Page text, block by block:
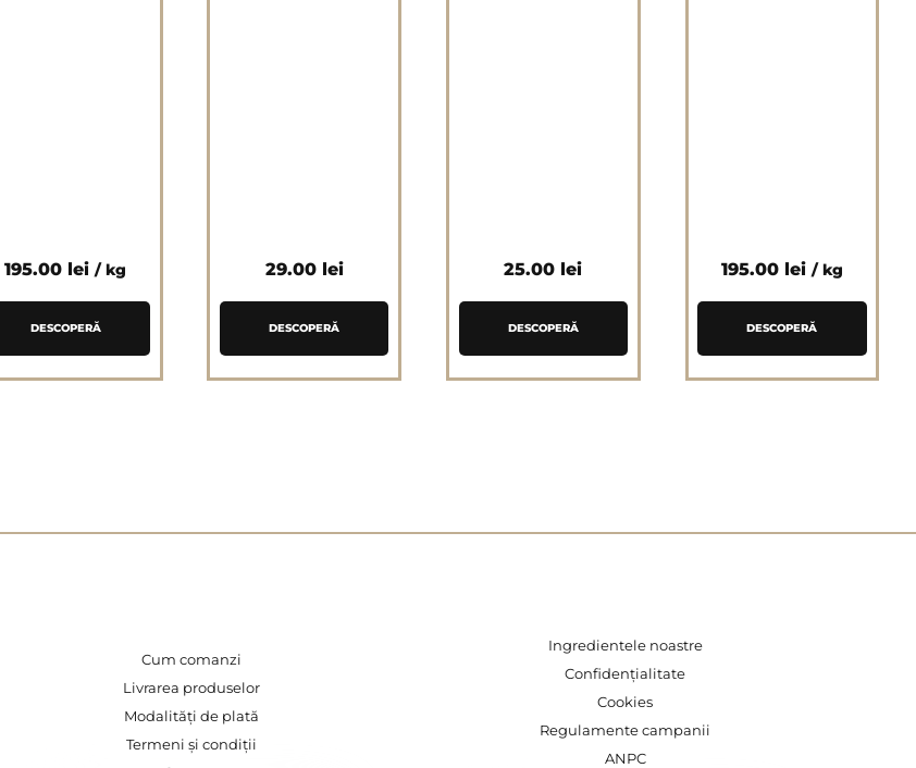
195.00 lei / kg
DESCOPERĂ
29.00 lei
DESCOPERĂ
25.00 lei
DESCOPERĂ
195.00 lei / kg
DESCOPERĂ
Cum comanzi
Livrarea produselor
Modalități de plată
Termeni și condiții
Ingredientele noastre
Confidențialitate
Cookies
Regulamente campanii
ANPC